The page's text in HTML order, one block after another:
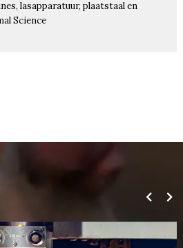
lasapparatuur, plaatstaal en
Science